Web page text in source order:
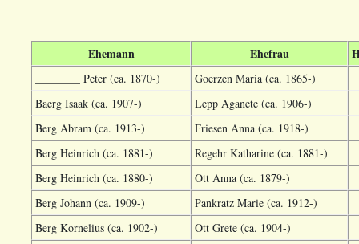
Ehemann Ehefrau
________ Peter (ca. 1870-)
Goerzen Maria (ca. 1865-)
Baerg Isaak (ca. 1907-)
Lepp Aganete (ca. 1906-)
Berg Abram (ca. 1913-)
Friesen Anna (ca. 1918-)
Berg Heinrich (ca. 1881-)
Regehr Katharine (ca. 1881-)
Berg Heinrich (ca. 1880-)
Ott Anna (ca. 1879-)
Berg Johann (ca. 1909-)
Pankratz Marie (ca. 1912-)
Berg Kornelius (ca. 1902-)
Ott Grete (ca. 1904-)